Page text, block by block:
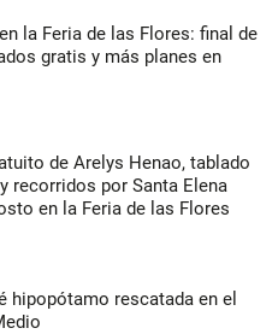
la Feria de las Flores: final de
gratis y más planes en
de Arelys Henao, tablado
recorridos por Santa Elena
en la Feria de las Flores
hipopótamo rescatada en el